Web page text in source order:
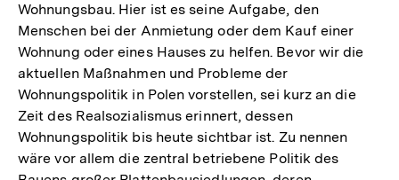
Wohnungsbau. Hier ist es seine Aufgabe, den
Menschen bei der Anmietung oder dem Kauf einer
Wohnung oder eines Hauses zu helfen. Bevor wir die
aktuellen Maßnahmen und Probleme der
Wohnungspolitik in Polen vorstellen, sei kurz an die
Zeit des Realsozialismus erinnert, dessen
Wohnungspolitik bis heute sichtbar ist. Zu nennen
wäre vor allem die zentral betriebene Politik des